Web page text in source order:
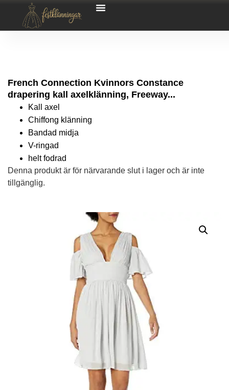
French Connection Kvinnors Constance
drapering kall axelklänning, Freeway...
Kall axel
Chiffong klänning
Bandad midja
V-ringad
helt fodrad
Denna produkt är för närvarande slut i lager och är inte
tillgänglig.